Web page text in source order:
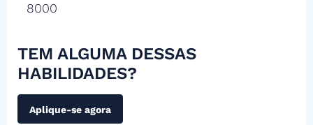
8000
TEM ALGUMA DESSAS
HABILIDADES?
Aplique-se agora